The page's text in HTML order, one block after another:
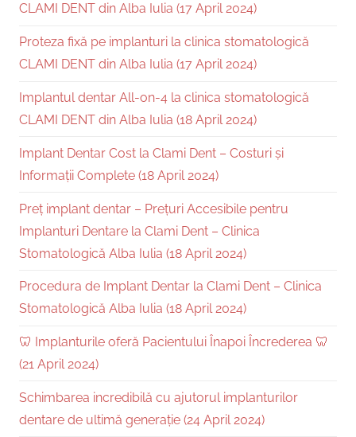
CLAMI DENT din Alba Iulia (17 April 2024)
Proteza fixă pe implanturi la clinica stomatologică
CLAMI DENT din Alba Iulia (17 April 2024)
Implantul dentar All-on-4 la clinica stomatologică
CLAMI DENT din Alba Iulia (18 April 2024)
Implant Dentar Cost la Clami Dent – Costuri și
Informații Complete (18 April 2024)
Preț implant dentar – Prețuri Accesibile pentru
Implanturi Dentare la Clami Dent – Clinica
Stomatologică Alba Iulia (18 April 2024)
Procedura de Implant Dentar la Clami Dent – Clinica
Stomatologică Alba Iulia (18 April 2024)
🦷 Implanturile oferă Pacientului Înapoi Încrederea 🦷
(21 April 2024)
Schimbarea incredibilă cu ajutorul implanturilor
dentare de ultimă generație (24 April 2024)